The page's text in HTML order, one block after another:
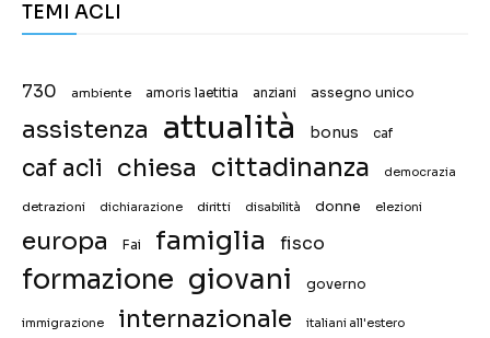
TEMI ACLI
730 ambiente amoris laetitia anziani assegno unico
assistenza attualità bonus caf
caf acli chiesa cittadinanza democrazia
detrazioni dichiarazione diritti disabilità donne elezioni
europa Fai famiglia fisco
formazione giovani governo
immigrazione internazionale italiani all'estero